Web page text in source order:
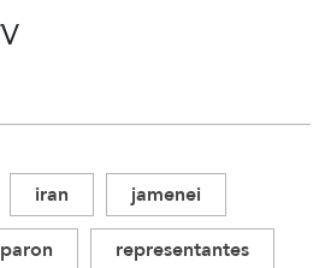
iran
jamenei
representantes